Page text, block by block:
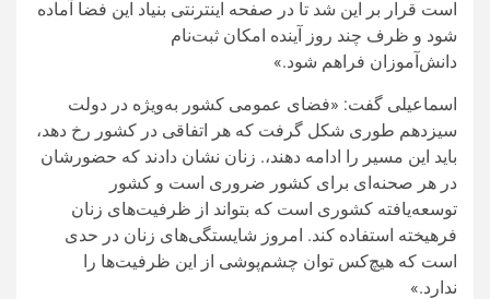
است قرار بر این شد تا در صفحه اینترنتی بنیاد این فضا آماده
شود و ظرف چند روز آینده امکان ثبت‌نام
دانش‌آموزان فراهم شود.»
اسماعیلی گفت: «فضای عمومی کشور به‌ویژه در دولت
سیزدهم طوری شکل گرفت که هر اتفاقی در کشور رخ دهد،
باید این مسیر را ادامه دهند،. زنان نشان دادند که حضورشان
در هر صحنه‌ای برای کشور ضروری است و کشور
توسعه‌یافته کشوری است که بتواند از ظرفیت‌های زنان
فرهیخته استفاده کند. امروز شایستگی‌های زنان در حدی
است که هیچ‌کس توان چشم‌پوشی از این ظرفیت‌ها را
ندارد.»